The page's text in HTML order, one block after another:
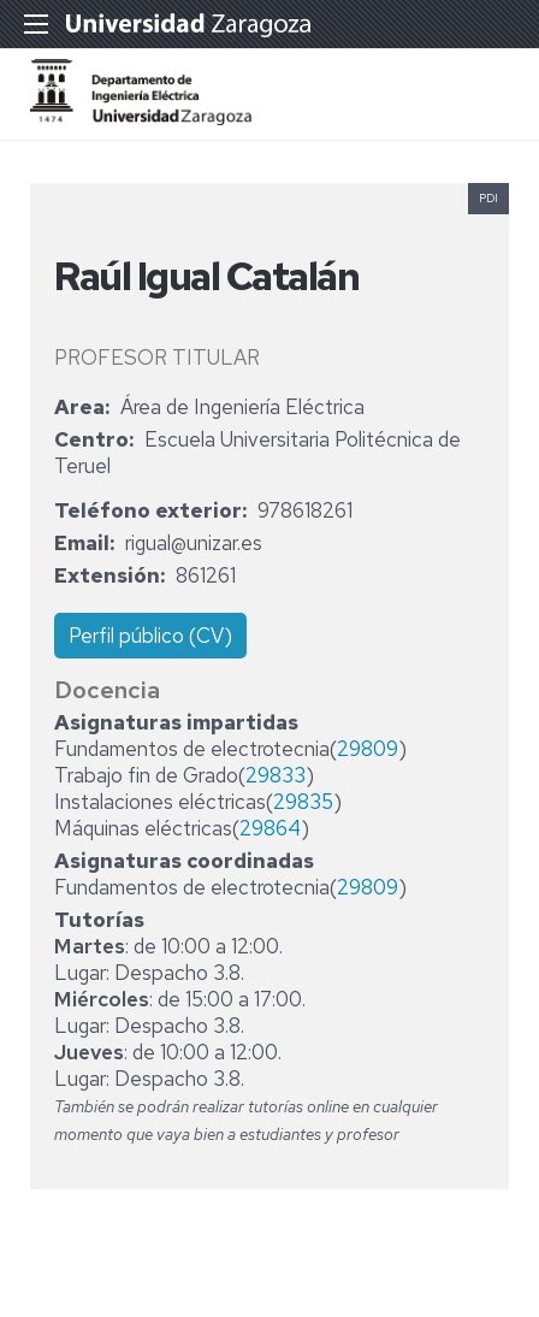
Raúl Igual Catalán
PROFESOR TITULAR
PDI
Area
Área de Ingeniería Eléctrica
Centro
Escuela Universitaria Politécnica de
Teruel
Teléfono exterior
978618261
Email
rigual@unizar.es
Extensión
861261
Perfil público (CV)
Docencia
Asignaturas impartidas
Fundamentos de electrotecnia(29809)
Trabajo fin de Grado(29833)
Instalaciones eléctricas(29835)
Máquinas eléctricas(29864)
Asignaturas coordinadas
Fundamentos de electrotecnia(29809)
Tutorías
Martes: de 10:00 a 12:00.
Lugar: Despacho 3.8.
Miércoles: de 15:00 a 17:00.
Lugar: Despacho 3.8.
Jueves: de 10:00 a 12:00.
Lugar: Despacho 3.8.
También se podrán realizar tutorías online en cualquier
momento que vaya bien a estudiantes y profesor